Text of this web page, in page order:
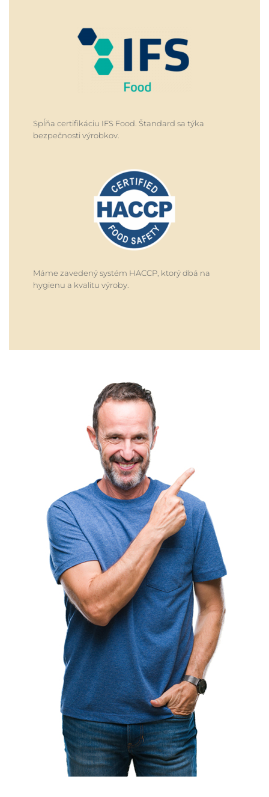
Spĺňa certifikáciu IFS Food. Štandard sa týka
bezpečnosti výrobkov.
Máme zavedený systém HACCP, ktorý dbá na
hygienu a kvalitu výroby.